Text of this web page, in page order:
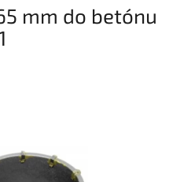
mm do betónu